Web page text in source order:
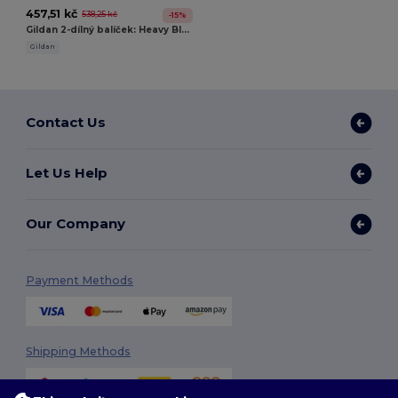
457,51 kč 538,25 kč -15%
Gildan 2-dílný balíček: Heavy Blend Hoodie 18500 + Heavy Cotton Tričko 5000
Gildan
Contact Us
Let Us Help
Our Company
Payment Methods
Shipping Methods